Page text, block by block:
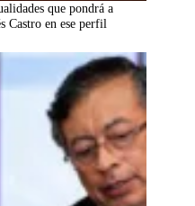
que pondrá a
Castro en ese perfil